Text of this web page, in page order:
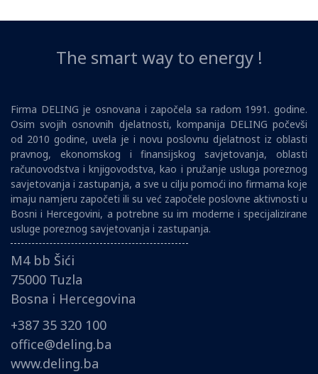
The smart way to energy !
Firma DELING je osnovana i započela sa radom 1991. godine.
Osim svojih osnovnih djelatnosti, kompanija DELING počevši
od 2010 godine, uvela je i novu poslovnu djelatnost iz oblasti
pravnog, ekonomskog i finansijskog savjetovanja, oblasti
računovodstva i knjigovodstva, kao i pružanje usluga poreznog
savjetovanja i zastupanja, a sve u cilju pomoći ino firmama koje
imaju namjeru započeti ili su već započele poslovne aktivnosti u
Bosni i Hercegovini, a potrebne su im moderne i specijalizirane
usluge poreznog savjetovanja i zastupanja.
M4 bb Šići
75000 Tuzla
Bosna i Hercegovina
+387 35 320 100
office@deling.ba
www.deling.ba